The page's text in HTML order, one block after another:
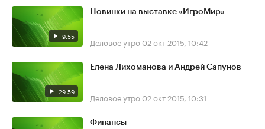
9:55
Новинки на выставке «ИгроМир»
Деловое утро 02 окт 2015, 10:42
29:59
Елена Лихоманова и Андрей Сапунов
Деловое утро 02 окт 2015, 10:31
Финансы